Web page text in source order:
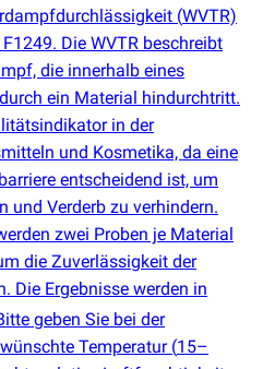
(WVTR)
Die WVTR beschreibt
die innerhalb eines
ein Material hindurchtritt.
in der
und Kosmetika, da eine
entscheidend ist, um
und Verderb zu verhindern.
zwei Proben je Material
die Zuverlässigkeit der
Die Ergebnisse werden in
geben Sie bei der
Temperatur (15–